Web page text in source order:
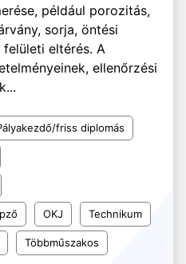
például porozitás,
sorja, öntési
eltérés. A
ellenőrzési
friss diplomás
OKJ Technikum
Többműszakos